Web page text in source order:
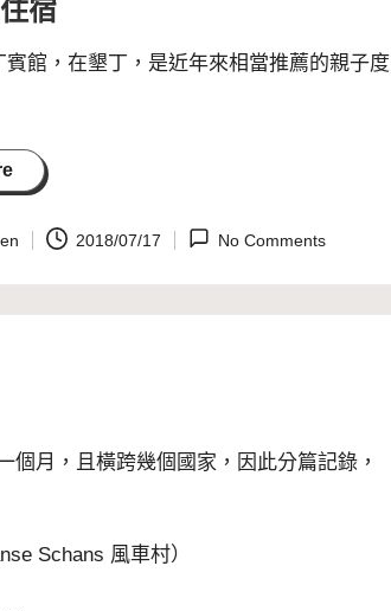
宿
賓館，在墾丁，是近年來相當推薦的親子度
2018/07/17 No Comments
月，且橫跨幾個國家，因此分篇記錄，
Schans 風車村）